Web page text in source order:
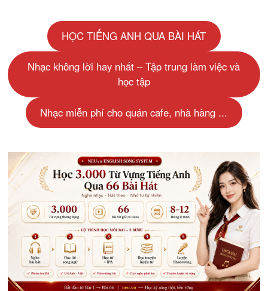
HỌC TIẾNG ANH QUA BÀI HÁT
Nhạc không lời hay nhất – Tập trung làm việc và
học tập
Nhạc miễn phí cho quán cafe, nhà hàng ...